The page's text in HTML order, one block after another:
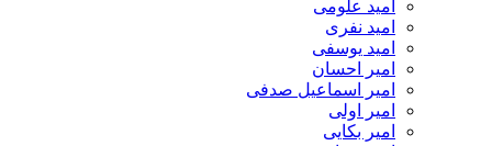
امید علومی
امید نفری
امید یوسفی
امیر احسان
امیر اسماعیل صدفی
امیر اولی
امیر بکایی